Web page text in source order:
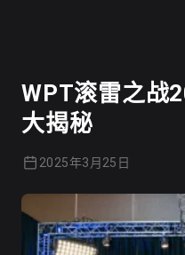
WPT滚雷之战
大揭秘
2025年3月25日